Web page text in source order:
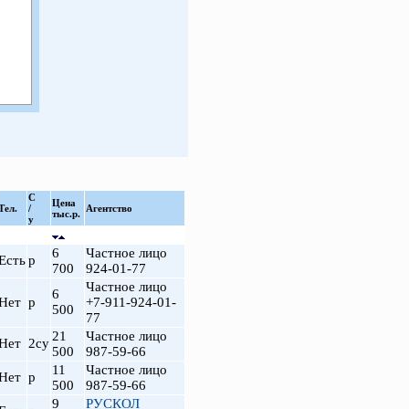
С
/
у
Цена
тыс.р. Агентство
р
6
700
Частное лицо
924-01-77
р
6
500
Частное лицо
+7-911-924-01-
77
2су 21
500
Частное лицо
987-59-66
р
11
500
Частное лицо
987-59-66
9
РУСКОЛ